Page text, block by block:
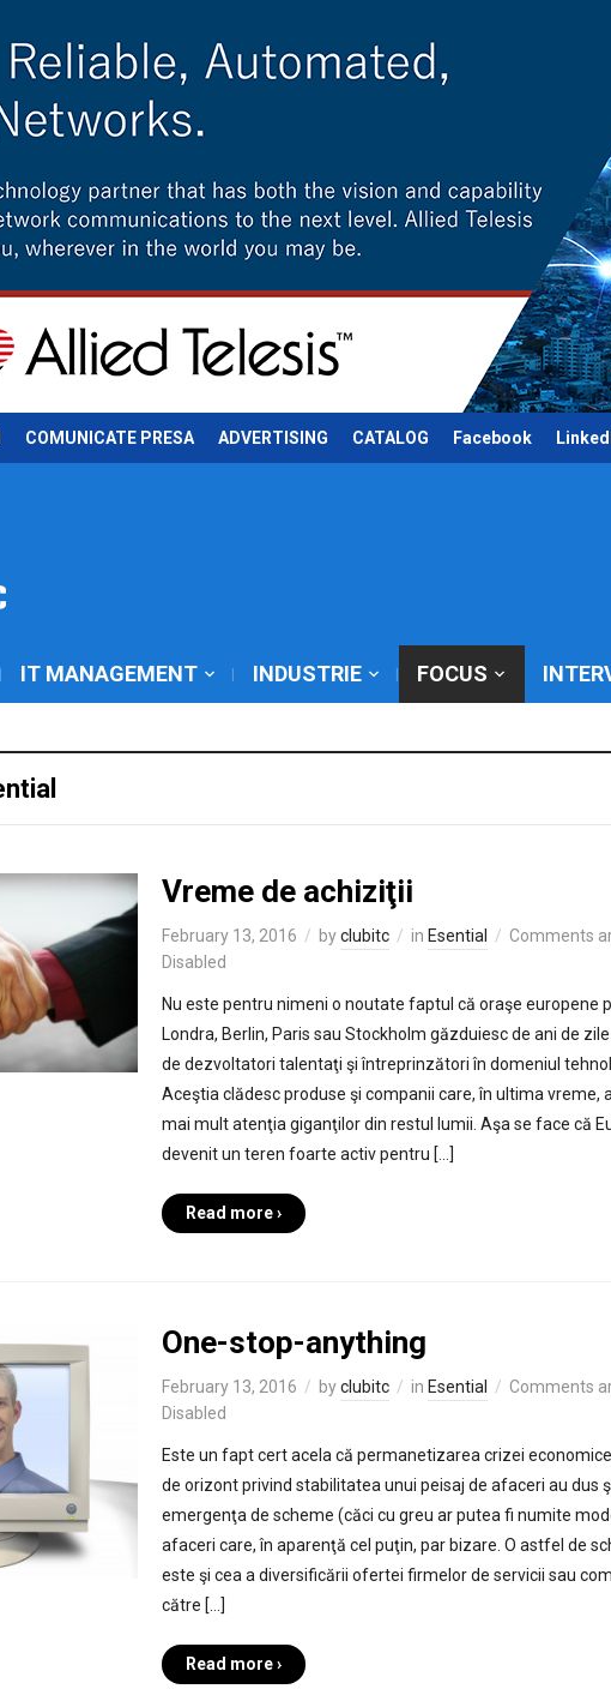
COMUNICATE PRESA ADVERTISING CATALOG Facebook
IT MANAGEMENT INDUSTRIE FOCUS
Vreme de achiziţii
February 13, 2016 byclubitc in Esential
Comments
Disabled
Nu este pentru nimeni o noutate faptul că oraşe europene
Londra, Berlin, Paris sau Stockholm găzduiesc de ani de
de dezvoltatori talentaţi şi întreprinzători în domeniul
Aceştia clădesc produse şi companii care, în ultima vreme,
mai mult atenţia giganţilor din restul lumii. Aşa se face că
devenit un teren foarte activ pentru […]
Read more ›
One-stop-anything
February 13, 2016 byclubitc in Esential
Comments
Disabled
Este un fapt cert acela că permanetizarea crizei
de orizont privind stabilitatea unui peisaj de afaceri au dus
emergenţa de scheme (căci cu greu ar putea fi numite
afaceri care, în aparenţă cel puţin, par bizare. O astfel de
este şi cea a diversificării ofertei firmelor de servicii sau
către […]
Read more ›